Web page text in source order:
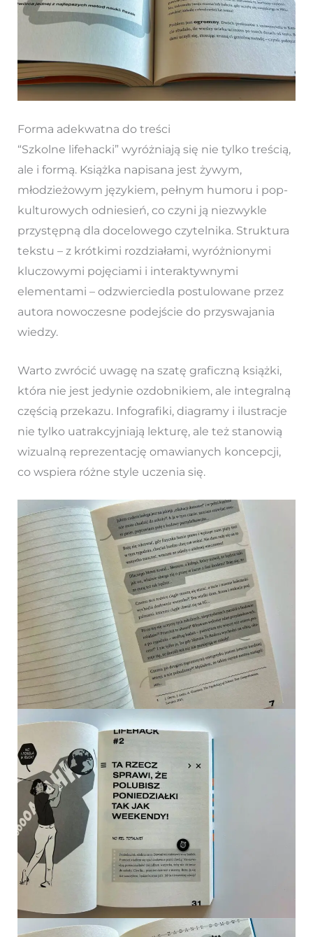
Forma adekwatna do treści
“Szkolne lifehacki” wyróżniają się nie tylko treścią,
ale i formą. Książka napisana jest żywym,
młodzieżowym językiem, pełnym humoru i pop-
kulturowych odniesień, co czyni ją niezwykle
przystępną dla docelowego czytelnika. Struktura
tekstu – z krótkimi rozdziałami, wyróżnionymi
kluczowymi pojęciami i interaktywnymi
elementami – odzwierciedla postulowane przez
autora nowoczesne podejście do przyswajania
wiedzy.
Warto zwrócić uwagę na szatę graficzną książki,
która nie jest jedynie ozdobnikiem, ale integralną
częścią przekazu. Infografiki, diagramy i ilustracje
nie tylko uatrakcyjniają lekturę, ale też stanowią
wizualną reprezentację omawianych koncepcji,
co wspiera różne style uczenia się.